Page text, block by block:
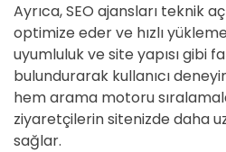
Ayrıca, SEO ajansları teknik
optimize eder ve hızlı
uyumluluk ve site yapısı gibi
bulundurarak kullanıcı
hem arama motoru
ziyaretçilerin sitenizde daha
sağlar.